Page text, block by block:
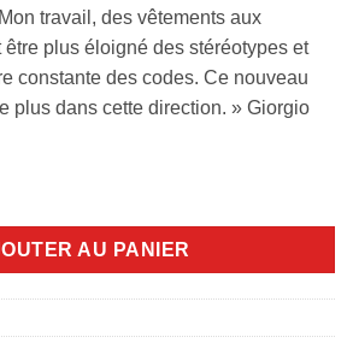
travail, des vêtements aux
être plus éloigné des stéréotypes et
constante des codes. Ce nouveau
plus dans cette direction. » Giorgio
Parfum Recharge 150ml
AU PANIER